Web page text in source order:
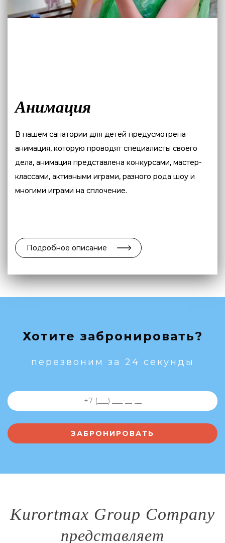
Анимация
В нашем санатории для детей предусмотрена
анимация, которую проводят специалисты своего
дела, анимация представлена конкурсами, мастер-
классами, активными играми, разного рода шоу и
многими играми на сплочение.
Подробное описание
Хотите забронировать?
перезвоним за 24 секунды
Kurortmax Group Company
представляет